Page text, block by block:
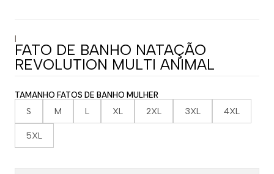
|
FATO DE BANHO NATAÇÃO
REVOLUTION MULTI ANIMAL
TAMANHO FATOS DE BANHO MULHER
S M L XL 2XL 3XL 4XL
5XL